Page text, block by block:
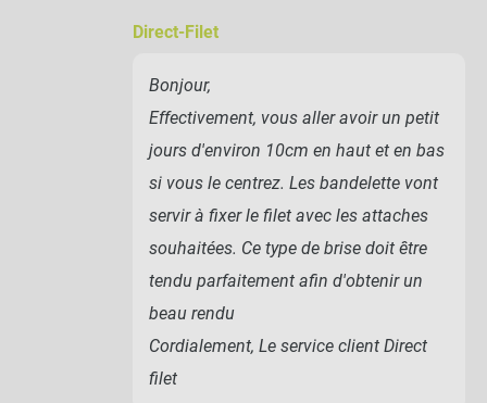
Direct-Filet
Bonjour,
Effectivement, vous aller avoir un petit
jours d'environ 10cm en haut et en bas
si vous le centrez. Les bandelette vont
servir à fixer le filet avec les attaches
souhaitées. Ce type de brise doit être
tendu parfaitement afin d'obtenir un
beau rendu
Cordialement, Le service client Direct
filet